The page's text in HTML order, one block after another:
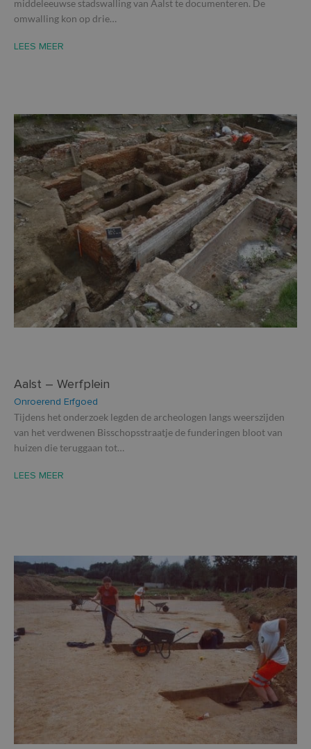
middeleeuwse stadswalling van Aalst te documenteren. De
omwalling kon op drie…
LEES MEER
Aalst – Werfplein
Onroerend Erfgoed
Tijdens het onderzoek legden de archeologen langs weerszijden
van het verdwenen Bisschopsstraatje de funderingen bloot van
huizen die teruggaan tot…
LEES MEER